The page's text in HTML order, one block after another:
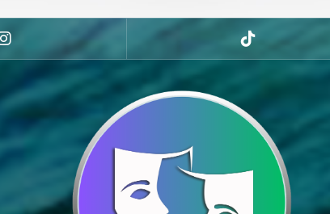
Instagram tiktok